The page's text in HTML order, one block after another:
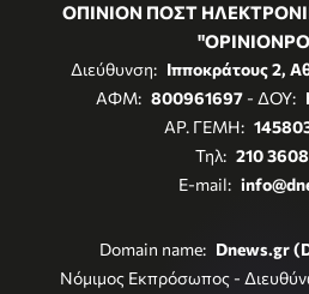
ΟΠΙΝΙΟΝ ΠΟΣΤ
Διεύθυνση: Ιπποκράτους 2,
ΑΦΜ: 800961697- ΔΟΥ:
ΑΡ. ΓΕΜΗ:
Τηλ: 210
E-mail:
Domain name: Dnews.gr
Νόμιμος Εκπρόσωπος -